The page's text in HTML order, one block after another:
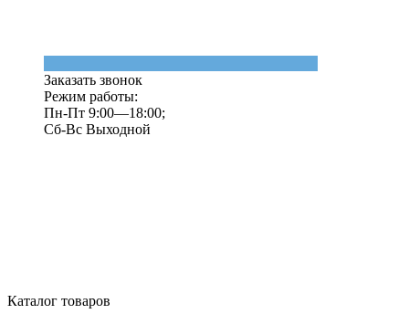
Заказать звонок
Режим работы:
Пн-Пт 9:00—18:00;
Сб-Вс Выходной
Каталог товаров